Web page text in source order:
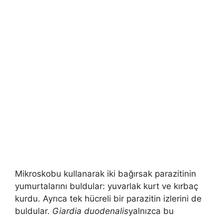
Mikroskobu kullanarak iki bağırsak parazitinin
yumurtalarını buldular: yuvarlak kurt ve kırbaç
kurdu. Ayrıca tek hücreli bir parazitin izlerini de
buldular. Giardia duodenalisyalnızca bu